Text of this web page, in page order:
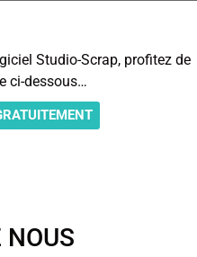
Studio-Scrap, profitez de
ci-dessous…
NOUS